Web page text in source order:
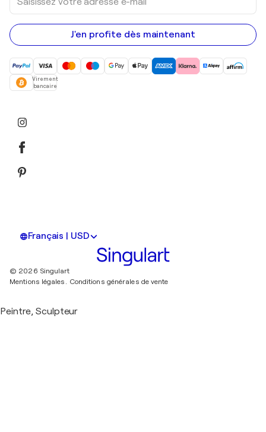
votre
adresse
e-
mail
J'en profite dès maintenant
Virement
bancaire
Français | USD
© 2026 Singulart
Mentions légales. Conditions générales de vente
Peintre, Sculpteur